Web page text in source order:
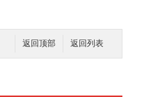
返回列表
返回顶部